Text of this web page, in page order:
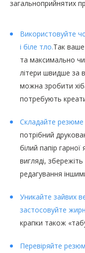
загальноприйнятих
Використовуйте
і біле тло.Так
та максимально
літери швидше за
можна зробити
потребують
Складайте
потрібний
білий папір
вигляді,
редагування
Уникайте зайвих
застосовуйте
крапки також
Перевіряйте